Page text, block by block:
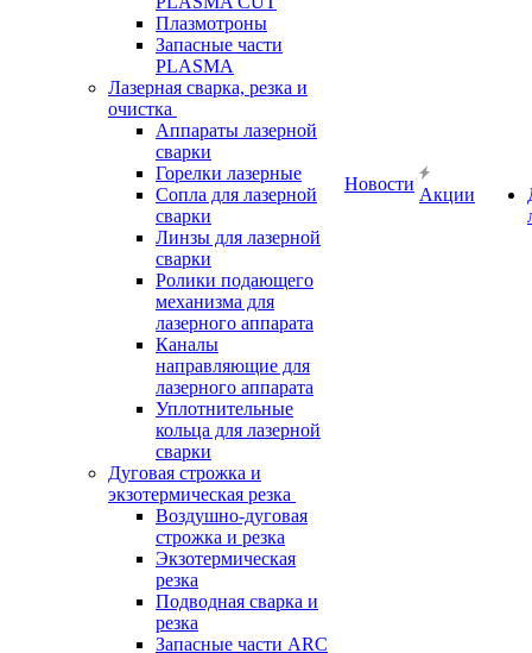
Плазмотроны
Запасные части
PLASMA
Лазерная сварка, резка и
очистка
Аппараты лазерной
сварки
Горелки лазерные
Сопла для лазерной
сварки
Линзы для лазерной
сварки
Ролики подающего
механизма для
лазерного аппарата
Каналы
направляющие для
лазерного аппарата
Уплотнительные
кольца для лазерной
сварки
Дуговая строжка и
экзотермическая резка
Воздушно-дуговая
строжка и резка
Экзотермическая
резка
Подводная сварка и
резка
Запасные части ARC
Новости
Акции